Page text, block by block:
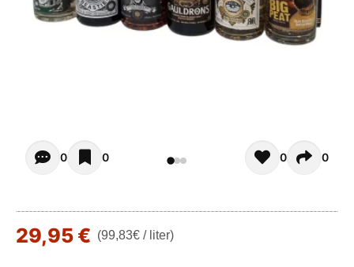
Opiniones - Zur Zeit gibt noch keinen Kommentar.
0 0 0 0
29,95 € (99,83€ / liter)